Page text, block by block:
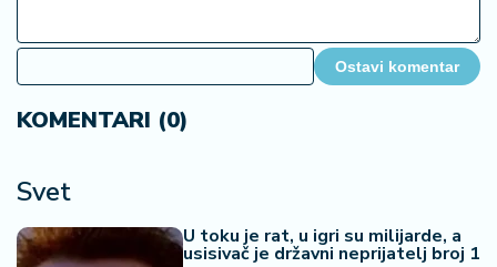
Ostavi komentar
KOMENTARI (0)
Svet
U toku je rat, u igri su milijarde, a
usisivač je državni neprijatelj broj 1